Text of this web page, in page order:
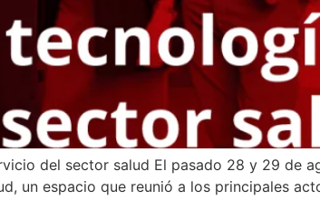
del sector salud El pasado 28 y 29 de
un espacio que reunió a los principales